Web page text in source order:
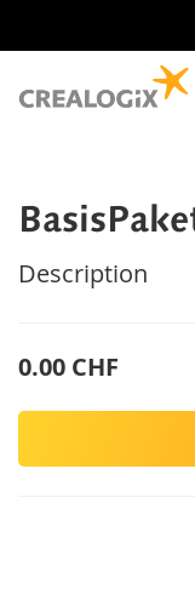
Description
0.00 CHF